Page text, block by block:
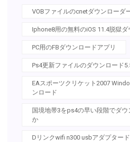
VOBファイルのcnetダウンローダ
Iphone8用の無料のiOS 11.4脱獄ダ
PC用のFBダウンロードアプリ
Ps4更新ファイルのダウンロード
EAスポーツクリケット2007
ンロード
国境地帯3をps4の早い段階でダウ
か
Dリンクwifi n300 usbアダプター